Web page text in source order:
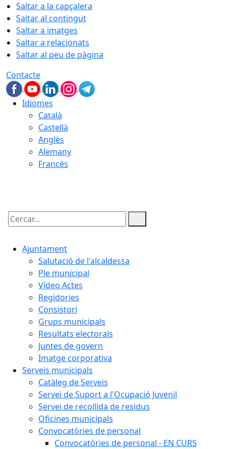
Saltar a la capçalera
Saltar al contingut
Saltar a imatges
Saltar a relacionats
Saltar al peu de pàgina
Contacte
Idiomes
Català
Castellà
Anglès
Alemany
Francès
Cercar:
Ajuntament
Salutació de l'alcaldessa
Ple municipal
Vídeo Actes
Regidories
Consistori
Grups municipals
Resultats electorals
Juntes de govern
Imatge corporativa
Serveis municipals
Catàleg de Serveis
Servei de Suport a l'Ocupació Juvenil
Servei de recollida de residus
Oficines municipals
Convocatòries de personal
Convocatòries de personal - EN CURS